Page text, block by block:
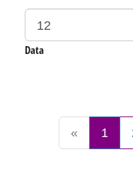
Data
« 1